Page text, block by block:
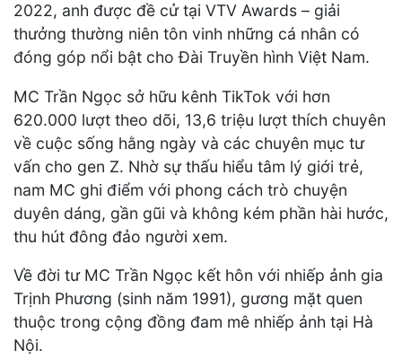
2022, anh được đề cử tại VTV Awards – giải
thưởng thường niên tôn vinh những cá nhân có
đóng góp nổi bật cho Đài Truyền hình Việt Nam.
MC Trần Ngọc sở hữu kênh TikTok với hơn
620.000 lượt theo dõi, 13,6 triệu lượt thích chuyên
về cuộc sống hằng ngày và các chuyên mục tư
vấn cho gen Z. Nhờ sự thấu hiểu tâm lý giới trẻ,
nam MC ghi điểm với phong cách trò chuyện
duyên dáng, gần gũi và không kém phần hài hước,
thu hút đông đảo người xem.
Về đời tư MC Trần Ngọc kết hôn với nhiếp ảnh gia
Trịnh Phương (sinh năm 1991), gương mặt quen
thuộc trong cộng đồng đam mê nhiếp ảnh tại Hà
Nội.